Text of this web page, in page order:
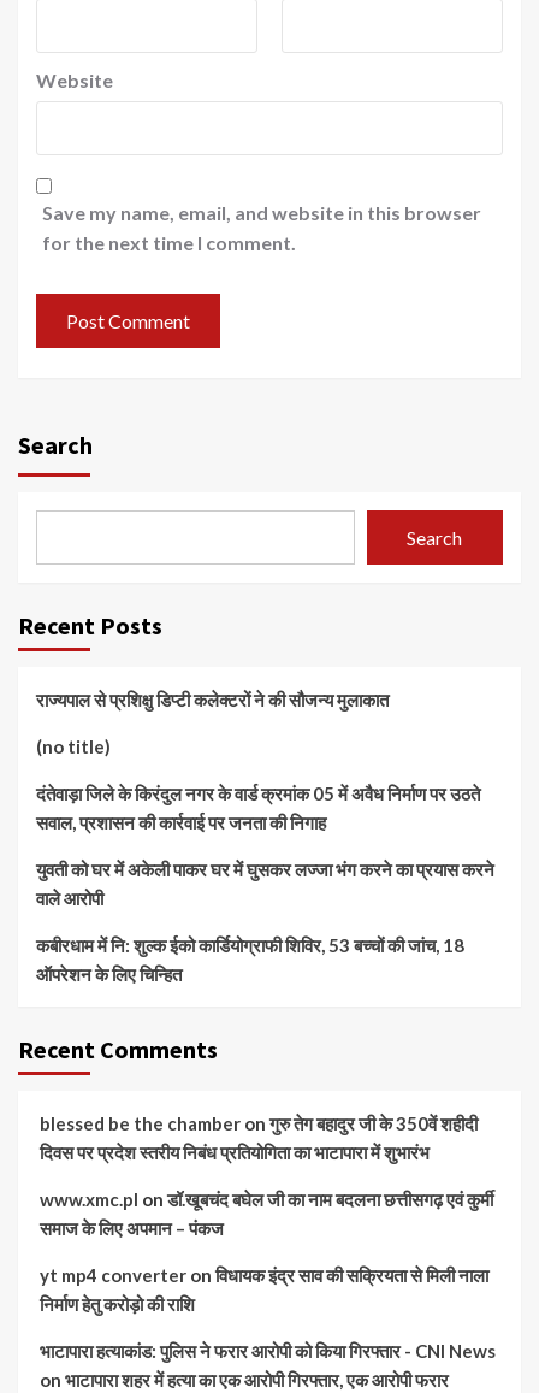
Website
Save my name, email, and website in this browser
for the next time I comment.
Search
Search
Recent Posts
राज्यपाल से प्रशिक्षु डिप्टी कलेक्टरों ने की सौजन्य मुलाकात
(no title)
दंतेवाड़ा जिले के किरंदुल नगर के वार्ड क्रमांक 05 में अवैध निर्माण पर उठते
सवाल, प्रशासन की कार्रवाई पर जनता की निगाह
युवती को घर में अकेली पाकर घर में घुसकर लज्जा भंग करने का प्रयास करने
वाले आरोपी
कबीरधाम में नि: शुल्क ईको कार्डियोग्राफी शिविर, 53 बच्चों की जांच, 18
ऑपरेशन के लिए चिन्हित
Recent Comments
blessed be the chamber onगुरु तेग बहादुर जी के 350वें शहीदी
दिवस पर प्रदेश स्तरीय निबंध प्रतियोगिता का भाटापारा में शुभारंभ
www.xmc.pl onडॉ.खूबचंद बघेल जी का नाम बदलना छत्तीसगढ़ एवं कुर्मी
समाज के लिए अपमान – पंकज
yt mp4 converter onविधायक इंद्र साव की सक्रियता से मिली नाला
निर्माण हेतु करोड़ो की राशि
भाटापारा हत्याकांड: पुलिस ने फरार आरोपी को किया गिरफ्तार - CNI News
on भाटापारा शहर में हत्या का एक आरोपी गिरफ्तार, एक आरोपी फरार